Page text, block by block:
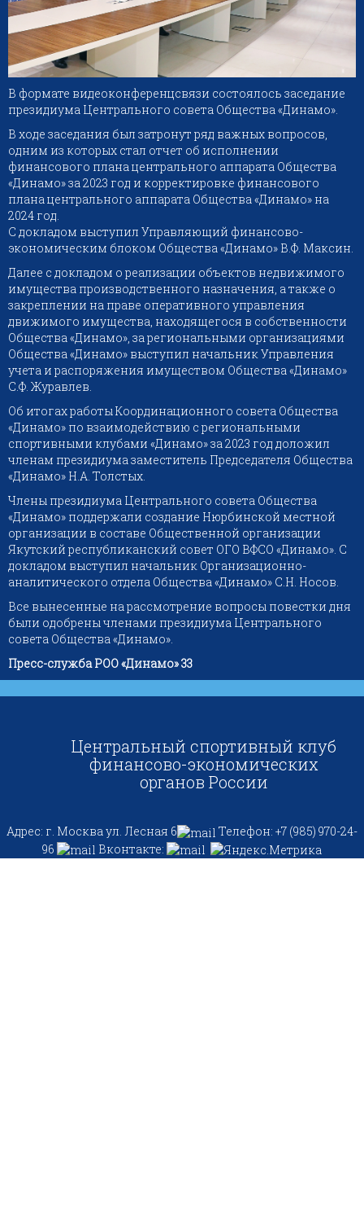
В формате видеоконференцсвязи состоялось заседание
президиума Центрального совета Общества «Динамо».
В ходе заседания был затронут ряд важных вопросов,
одним из которых стал отчет об исполнении
финансового плана центрального аппарата Общества
«Динамо» за 2023 год и корректировке финансового
плана центрального аппарата Общества «Динамо» на
2024 год.
С докладом выступил Управляющий финансово-
экономическим блоком Общества «Динамо» В.Ф. Максин.
Далее с докладом о реализации объектов недвижимого
имущества производственного назначения, а также о
закреплении на праве оперативного управления
движимого имущества, находящегося в собственности
Общества «Динамо», за региональными организациями
Общества «Динамо» выступил начальник Управления
учета и распоряжения имуществом Общества «Динамо»
С.Ф. Журавлев.
Об итогах работы Координационного совета Общества
«Динамо» по взаимодействию с региональными
спортивными клубами «Динамо» за 2023 год доложил
членам президиума заместитель Председателя Общества
«Динамо» Н.А. Толстых.
Члены президиума Центрального совета Общества
«Динамо» поддержали создание Нюрбинской местной
организации в составе Общественной организации
Якутский республиканский совет ОГО ВФСО «Динамо». С
докладом выступил начальник Организационно-
аналитического отдела Общества «Динамо» С.Н. Носов.
Все вынесенные на рассмотрение вопросы повестки дня
были одобрены членами президиума Центрального
совета Общества «Динамо».
Пресс-служба РОО «Динамо»33
Центральный спортивный клуб
финансово-экономических
органов России
Адрес: г. Москва ул. Лесная 6
Телефон: +7 (985) 970-24-
96
Вконтакте: